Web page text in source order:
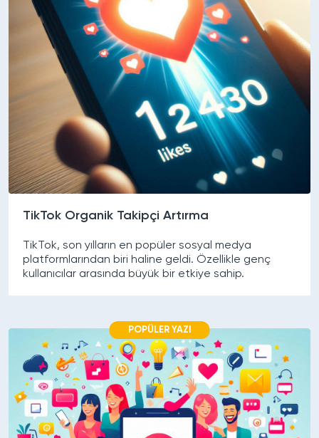
TikTok Organik Takipçi Artırma
TikTok, son yılların en popüler sosyal medya
platformlarından biri haline geldi. Özellikle genç
kullanıcılar arasında büyük bir etkiye sahip.
POPÜLER YAZI